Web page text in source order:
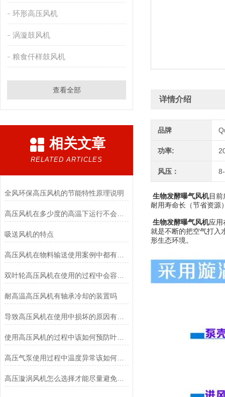
环形高压风机
涡漩鼓风机
粮食仟样鼓风机
查看全部
相关文章
RELATED ARTICLES
全风环保高压风机的节能特性原理说明
吸送风机的特点
高压风机在物料输送使用案例中都有哪些行业
耐高温高压风机有轴承冷却的装置吗
导致高压风机在使用中损坏的原因有哪些
使用高压风机的过程中该如何预防叶轮的损坏
高压气泵使用过程中温度异常该如何应对
高压漩涡风机怎么选择才能尽量避免维修
详情介绍
品牌
功率:
风压：
生物发酵曝气风机目前
耐用寿命长（节省资源
生物发酵曝气风机应用
就是不断的把空气打入
形生态环境。